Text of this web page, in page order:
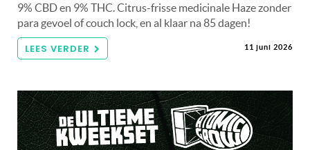
9% CBD en 9% THC. Citrus-frisse medicinale Haze zonder
para gevoel of couch lock, en al klaar na 85 dagen!
LEES VERDER 11 juni 2026